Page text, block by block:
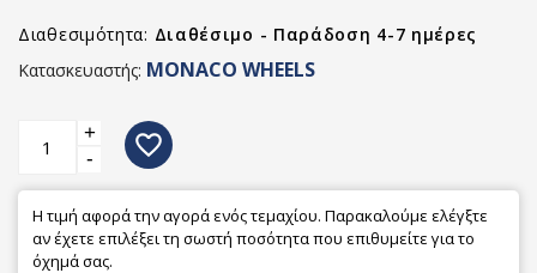
Διαθεσιμότητα: Διαθέσιμο - Παράδοση 4-7 ημέρες
Κατασκευαστής: MONACO WHEELS
+
-
favorite_border
Η τιμή αφορά την αγορά ενός τεμαχίου. Παρακαλούμε ελέγξτε
αν έχετε επιλέξει τη σωστή ποσότητα που επιθυμείτε για το
όχημά σας.